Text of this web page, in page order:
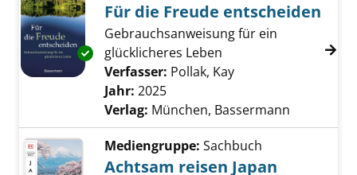
Exemplar-Details von Für die Freude
Für die Freude entscheiden
Gebrauchsanweisung für ein
glücklicheres Leben
Verfasser: Pollak, Kay
Jahr: 2025
Verlag: München, Bassermann
Mediengruppe: Sachbuch
Achtsam reisen Japan